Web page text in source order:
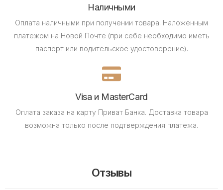
Наличными
Оплата наличными при получении товара. Наложенным
платежом на Новой Почте (при себе необходимо иметь
паспорт или водительское удостоверение).
Visa и MasterCard
Оплата заказа на карту Приват Банка. Доставка товара
возможна только после подтверждения платежа.
Отзывы